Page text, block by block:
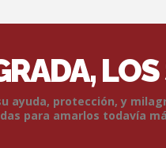
ayuda, protección, y
para amarlos todavía